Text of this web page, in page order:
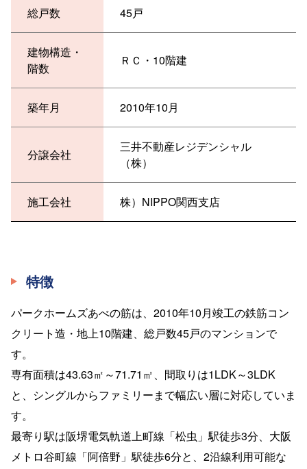
総戸数 45戸
建物構造・
階数
ＲＣ・10階建
築年月 2010年10月
分譲会社
三井不動産レジデンシャル
（株）
施工会社 株）NIPPO関西支店
特徴
パークホームズあべの筋は、2010年10月竣工の鉄筋コン
クリート造・地上10階建、総戸数45戸のマンションで
す。
専有面積は43.63㎡～71.71㎡、間取りは1LDK～3LDK
と、シングルからファミリーまで幅広い層に対応していま
す。
最寄り駅は阪堺電気軌道上町線「松虫」駅徒歩3分、大阪
メトロ谷町線「阿倍野」駅徒歩6分と、2沿線利用可能な